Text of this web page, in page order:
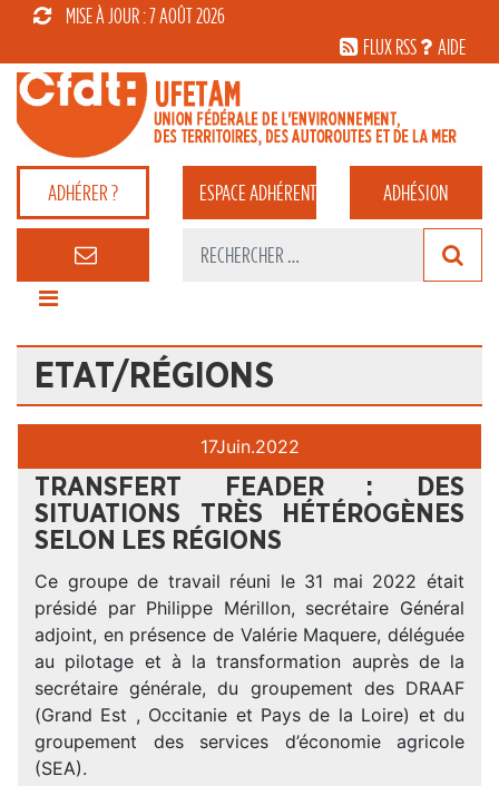
MISE À JOUR : 7 AOÛT 2026
FLUX RSS
AIDE
ADHÉRER ? ESPACEADHÉRENT ADHÉSION
ETAT/RÉGIONS
17Juin.2022
TRANSFERT FEADER : DES
SITUATIONS TRÈS HÉTÉROGÈNES
SELON LES RÉGIONS
Ce groupe de travail réuni le 31 mai 2022 était
présidé par Philippe Mérillon, secrétaire Général
adjoint, en présence de Valérie Maquere, déléguée
au pilotage et à la transformation auprès de la
secrétaire générale, du groupement des DRAAF
(Grand Est , Occitanie et Pays de la Loire) et du
groupement des services d’économie agricole
(SEA).